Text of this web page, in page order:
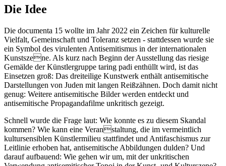
Die Idee
Die documenta 15 wollte im Jahr 2022 ein Zeichen für kulturelle
Vielfalt, Gemeinschaft und Toleranz setzen - stattdessen wurde sie
ein Symbol des virulenten Antisemitismus in der internationalen
Kunstszene. Als kurz nach Beginn der Ausstellung das riesige
Gemälde der Künstlergruppe taring padi enthüllt wird, ist das
Einsetzen groß: Das dreiteilige Kunstwerk enthält antisemitische
Darstellungen von Juden mit langen Reißzähnen. Doch damit nicht
genug: Weitere antisemitische Bilder werden entdeckt und
antisemitische Propagandafilme unkritisch gezeigt.
Schnell wurde die Frage laut: Wie konnte es zu diesem Skandal
kommen? Wie kann eine Veranstaltung, die im vermeintlich
kultursensiblen Künstlermilieu stattfindet und Antifaschismus zur
Leitlinie erhoben hat, antisemitische Abbildungen dulden? Und
darauf aufbauend: Wie gehen wir um, mit der unkritischen